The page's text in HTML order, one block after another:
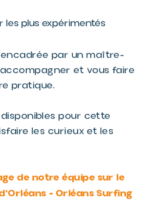
les plus expérimentés
par un maître-
et vous faire
pratique.
pour cette
les curieux et les
de notre équipe sur le
- Orléans Surfing